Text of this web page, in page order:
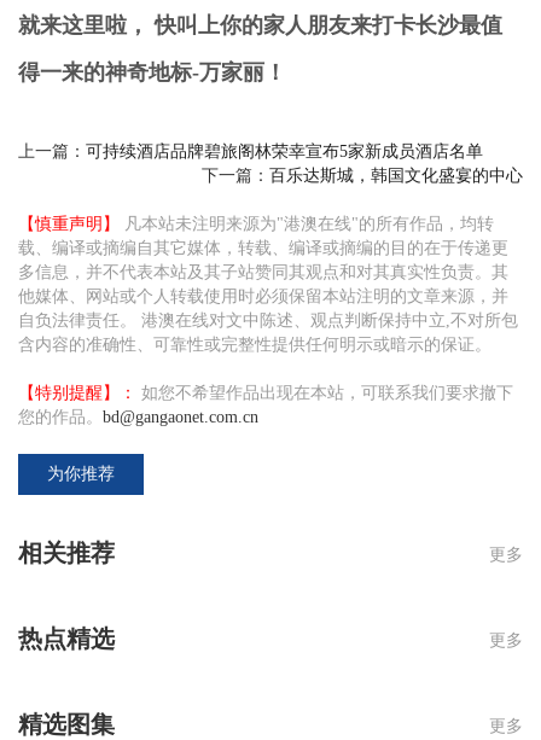
就来这里啦 ， 快叫上你的家人朋友来打卡长沙最值
得一来的神奇地标-万家丽 ！
上一篇： 可持续酒店品牌碧旅阁林荣幸宣布5家新成员酒店名单
下一篇： 百乐达斯城，韩国文化盛宴的中心
【慎重声明】
凡本站未注明来源为"港澳在线"的所有作品，均转
载、编译或摘编自其它媒体，转载、编译或摘编的目的在于传递更
多信息，并不代表本站及其子站赞同其观点和对其真实性负责。其
他媒体、网站或个人转载使用时必须保留本站注明的文章来源，并
自负法律责任。 港澳在线对文中陈述、观点判断保持中立,不对所包
含内容的准确性、可靠性或完整性提供任何明示或暗示的保证。
【特别提醒】：
如您不希望作品出现在本站，可联系我们要求撤下
您的作品。 bd@gangaonet.com.cn
为你推荐
相关推荐 更多
热点精选 更多
精选图集 更多